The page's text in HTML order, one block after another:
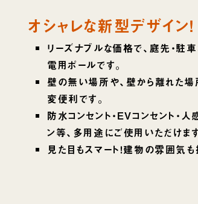
オシャレな新型デザイン！
リーズナブルな価格で、庭先・駐
電用ポールです｡
壁の無い場所や、壁から離れた
変便利です｡
防水コンセント・EVコンセント・人
ン等、多用途にご使用いただけます
見た目もスマート！建物の雰囲気も